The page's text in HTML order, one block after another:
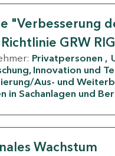
"Verbesserung
GRW
Privatpersonen
Innovation und
Aus- und
in Sachanlagen und
Wachstum